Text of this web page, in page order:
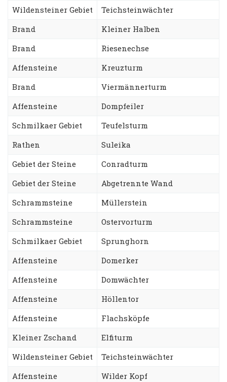
Wildensteiner Gebiet
Teichsteinwächter
Brand
Kleiner Halben
Brand
Riesenechse
Affensteine
Kreuzturm
Brand
Viermännerturm
Affensteine
Dompfeiler
Schmilkaer Gebiet
Teufelsturm
Rathen
Suleika
Gebiet der Steine
Conradturm
Gebiet der Steine
Abgetrennte Wand
Schrammsteine
Müllerstein
Schrammsteine
Ostervorturm
Schmilkaer Gebiet
Sprunghorn
Affensteine
Domerker
Affensteine
Domwächter
Affensteine
Höllentor
Affensteine
Flachsköpfe
Kleiner Zschand
Elfiturm
Wildensteiner Gebiet
Teichsteinwächter
Affensteine
Wilder Kopf